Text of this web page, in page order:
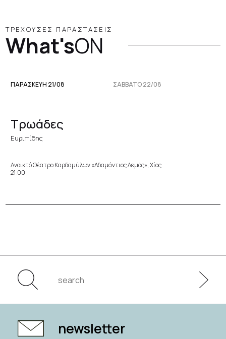
ΤΡΕΧΟΥΣΕΣ ΠΑΡΑΣΤΑΣΕΙΣ
What'sON
ΠΑΡΑΣΚΕΥΉ 21/08 ΣΆΒΒΑΤΟ 22/08
Τρωάδες
Ευριπίδης
Ανοικτό Θέατρο Καρδαμύλων «Αδαμάντιος Λεμός», Χίος
21:00
newsletter